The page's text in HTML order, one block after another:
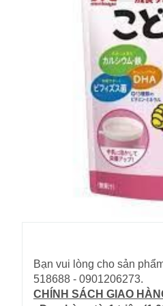
Bạn vui lòng cho sản
518688 - 0901206273.
CHÍNH SÁCH GIAO